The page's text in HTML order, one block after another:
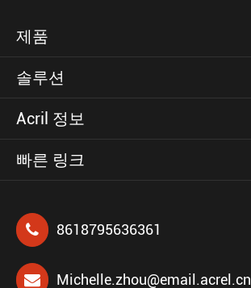
제품
솔루션
Acril 정보
빠른 링크
8618795636361
Michelle.zhou@email.acrel.cn